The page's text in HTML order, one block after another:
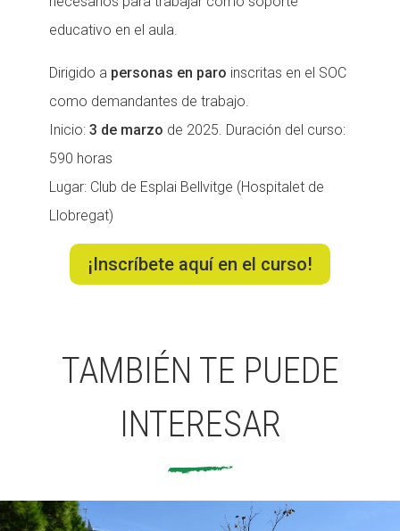
educativo en el aula.
Dirigido a personas en paro inscritas en el SOC
como demandantes de trabajo.
Inicio: 3 de marzo de 2025. Duración del curso:
590 horas
Lugar: Club de Esplai Bellvitge (Hospitalet de
Llobregat)
¡Inscríbete aquí en el curso!
TAMBIÉN TE PUEDE
INTERESAR